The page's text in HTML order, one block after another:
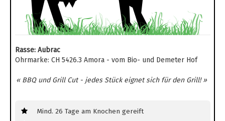
Rasse: Aubrac
Ohrmarke: CH 5426.3 Amora - vom Bio- und Demeter Hof
« BBQ und Grill Cut - jedes Stück eignet sich für den Grill! »
Mind. 26 Tage am Knochen gereift